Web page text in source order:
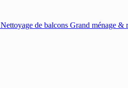
Nettoyage de balcons Grand ménage &